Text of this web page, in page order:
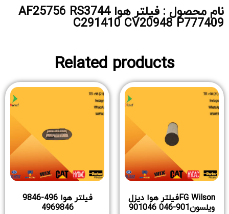
نام محصول : فیلتر هوا AF25756 RS3744
C291410 CV20948 P777409
Related products
FG Wilsonفیلتر هوا دیزل
ویلسون901-046 901046
فیلتر هوا 496-9846
4969846